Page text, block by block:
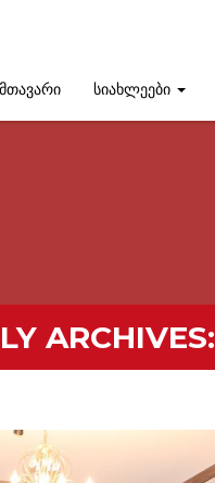
მთავარი სიახლეები
ARCHIVES: